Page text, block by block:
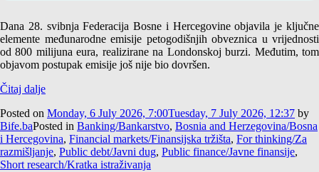
Dana 28. svibnja Federacija Bosne i Hercegovine objavila je ključne
elemente međunarodne emisije petogodišnjih obveznica u vrijednosti
od 800 milijuna eura, realizirane na Londonskoj burzi. Međutim, tom
objavom postupak emisije još nije bio dovršen.
Čitaj dalje
Posted on Monday, 6 July 2026, 7:00Tuesday, 7 July 2026, 12:37 by
Bife.baPosted in Banking/Bankarstvo, Bosnia and Herzegovina/Bosna
i Hercegovina, Financial markets/Finansijska tržišta, For thinking/Za
razmišljanje, Public debt/Javni dug, Public finance/Javne finansije,
Short research/Kratka istraživanja